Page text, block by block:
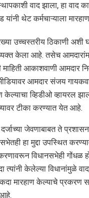
वाद झाला, हा वाद
थेट कर्मचाऱ्याला
उच्चस्तरीय ठिकाणी अशी
व्यक्त केला आहे. तसेच
आकाशवाणी आमदार
आमदार संजय
केल्याचा व्हिडीओ व्हायरल
टीका करण्यात येत आहे.
जेवणाबाबत ते
हा मुद्दा उपस्थित
विधानसभेही गोंधळ
केलेल्या विधानांमुळे
मारहाण केल्याचे प्रकरण